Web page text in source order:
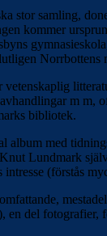
stor samling,
kommer
Norrbottens
m m,
bibliotek.
album med
Lundmark
intresse (förstås
en del fotografier,